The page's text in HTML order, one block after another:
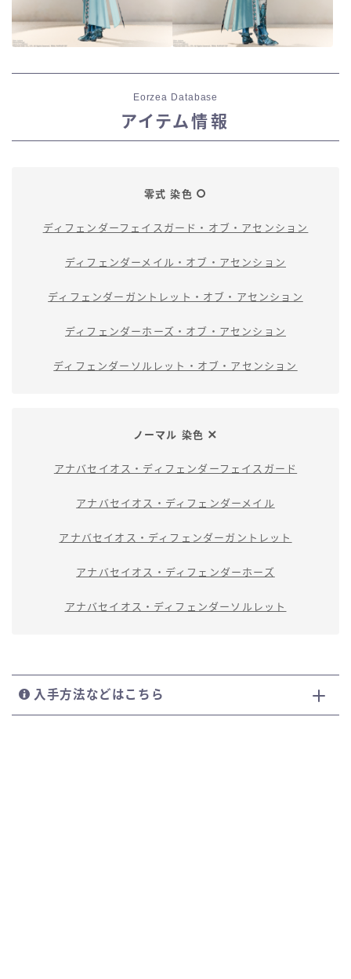
Eorzea Database
アイテム情報
零式 染色
ディフェンダーフェイスガード・オブ・アセンション
ディフェンダーメイル・オブ・アセンション
ディフェンダーガントレット・オブ・アセンション
ディフェンダーホーズ・オブ・アセンション
ディフェンダーソルレット・オブ・アセンション
ノーマル 染色
アナバセイオス・ディフェンダーフェイスガード
アナバセイオス・ディフェンダーメイル
アナバセイオス・ディフェンダーガントレット
アナバセイオス・ディフェンダーホーズ
アナバセイオス・ディフェンダーソルレット
入手方法などはこちら